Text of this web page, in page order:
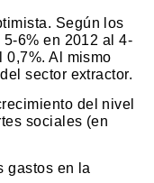
Según los
6% en 2012 al 4-
0,7%. Al mismo
sector extractor.
del nivel
sociales (en
gastos en la